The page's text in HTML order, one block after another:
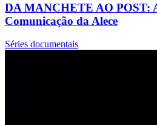
DA MANCHETE AO POST:
Comunicação da Alece
Séries documentais